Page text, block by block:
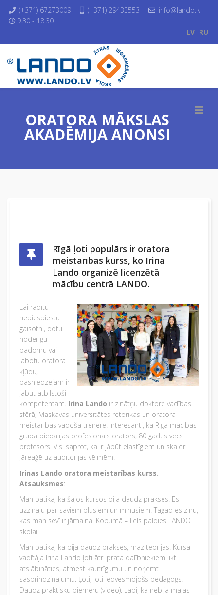
(+371) 67273009 (+371) 29433553
info@lando.lv
9:30 - 18:30
LV RU
ORATORA MĀKSLAS
AKADĒMIJA ANONSI
Rīgā ļoti populārs ir oratora
meistarības kurss, ko Irina
Lando organizē licenzētā
mācību centrā LANDO.
Lai radītu
nepiespiestu
gaisotni, dotu
noderīgu
padomu vai
labotu oratora
kļūdu,
pasniedzējam ir
jābūt atbilstoši
kompetentam. Irina Lando ir zinātņu doktore vadības
sfērā, Maskavas universitātes retorikas un oratora
meistarības vadošā trenere. Interesanti, ka Rīgā mācībās
grupā piedalījās profesionāls orators, 80 gadus vecs
profesors! Visi saprot, ka ir jābūt elastīgiem un skaidri
jāreaģē uz auditorijas vēlmēm.
Irinas Lando oratora meistarības kurss.
Atsauksmes:
Man patika, ka šajos kursos bija daudz prakses. Es
uzzināju par saviem plusiem un mīnusiem. Tagad es zinu,
kas man sevī ir jāmaina. Kopumā – liels paldies LANDO
skolai.
Man patika, ka bija daudz prakses, maz teorijas. Kursa
vadītāja Irina Lando ļoti ātri prata dalībniekiem likt
atslābināties, atmest kautrīgumu un noņemt
sasprindzinājumu. Ļoti, ļoti iedvesmojošs pedagogs!
Daudz praktisku piemēru (video). Labi, ka nebija mājas